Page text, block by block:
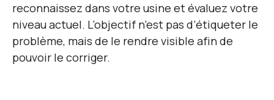
reconnaissez dans votre usine et évaluez votre
niveau actuel. L’objectif n’est pas d’étiqueter le
problème, mais de le rendre visible afin de
pouvoir le corriger.